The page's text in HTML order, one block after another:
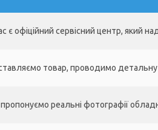
є офіційний сервісний центр, який
товар, проводимо
реальні фотографії